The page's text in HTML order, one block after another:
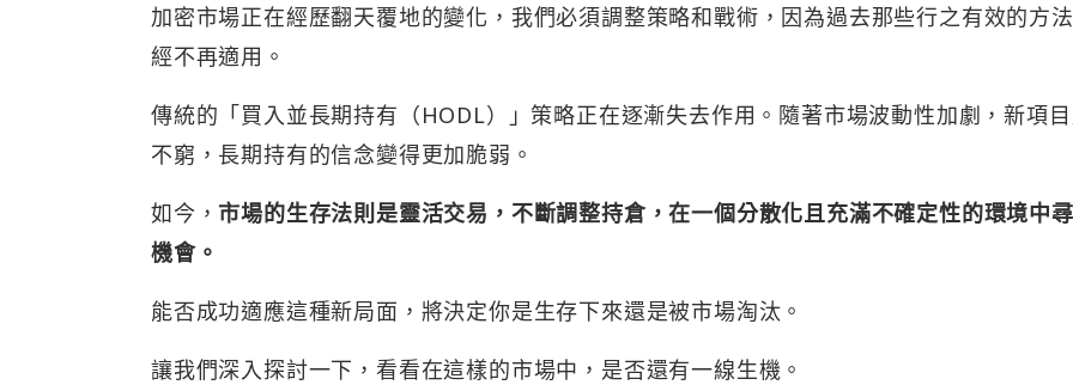
加密市場正在經歷翻天覆地的變化，我們必須調整策略和戰術，因為過去那些行之有效的方
經不再適用。
傳統的「買入並長期持有（HODL）」策略正在逐漸失去作用。隨著市場波動性加劇，新項
不窮，長期持有的信念變得更加脆弱。
如今， 市場的生存法則是靈活交易，不斷調整持倉，在一個分散化且充滿不確定性的環境中
機會。
能否成功適應這種新局面，將決定你是生存下來還是被市場淘汰。
讓我們深入探討一下，看看在這樣的市場中，是否還有一線生機。